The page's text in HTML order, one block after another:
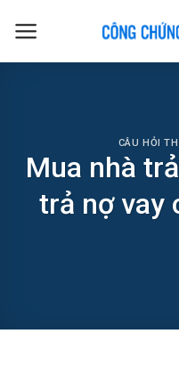
CÂU HỎI
Mua nhà
trả nợ vay